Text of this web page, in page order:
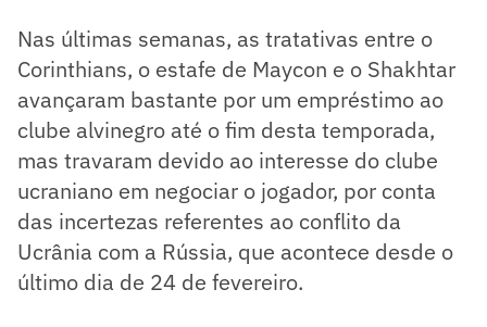
Nas últimas semanas, as tratativas entre o
Corinthians, o estafe de Maycon e o Shakhtar
avançaram bastante por um empréstimo ao
clube alvinegro até o fim desta temporada,
mas travaram devido ao interesse do clube
ucraniano em negociar o jogador, por conta
das incertezas referentes ao conflito da
Ucrânia com a Rússia, que acontece desde o
último dia de 24 de fevereiro.